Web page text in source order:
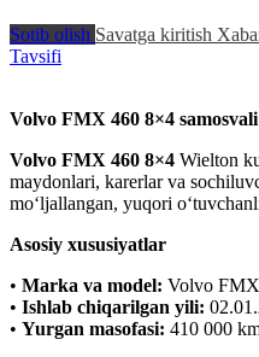
Sotib olish Savatga kiritish
Tavsifi
Volvo FMX 460 8×4 samosvali
Volvo FMX 460 8×4 Wielton
maydonlari, karerlar va
mo‘ljallangan, yuqori
Asosiy xususiyatlar
• Marka va model: Volvo
• Ishlab chiqarilgan yili:
• Yurgan masofasi: 410 000